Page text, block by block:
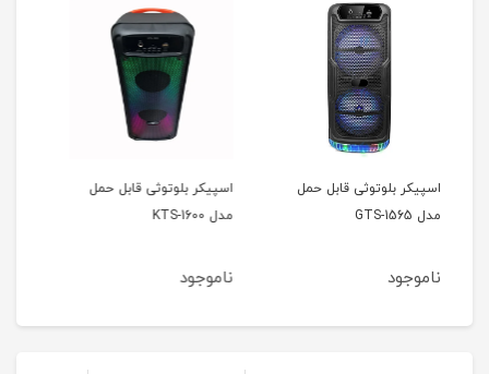
اسپیکر بلوتوثی قابل حمل
مدل KTS-1600
ناموجود
اسپیکر بلوتوثی قابل حمل
مدل KTS-1299
ناموجود